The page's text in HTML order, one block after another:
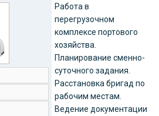
Работа в
перегрузочном
комплексе портового
хозяйства.
Планирование сменно-
суточного задания.
Расстановка бригад по
рабочим местам.
Ведение документации